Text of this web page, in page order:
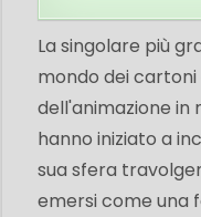
La singolare più
mondo dei
dell'animazione in
hanno iniziato a
sua sfera
emersi come una